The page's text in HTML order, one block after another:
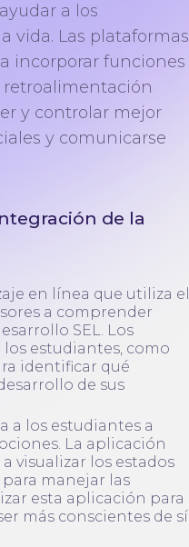
a los
vida. Las plataformas
incorporar funciones
retroalimentación
y controlar mejor
y comunicarse
de la
en línea que utiliza el
a comprender
SEL. Los
estudiantes, como
identificar qué
de sus
a los estudiantes a
La aplicación
visualizar los estados
manejar las
esta aplicación para
más conscientes de sí